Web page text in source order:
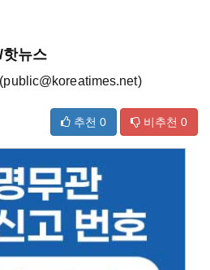
뉴스
추천 0 비추천 0